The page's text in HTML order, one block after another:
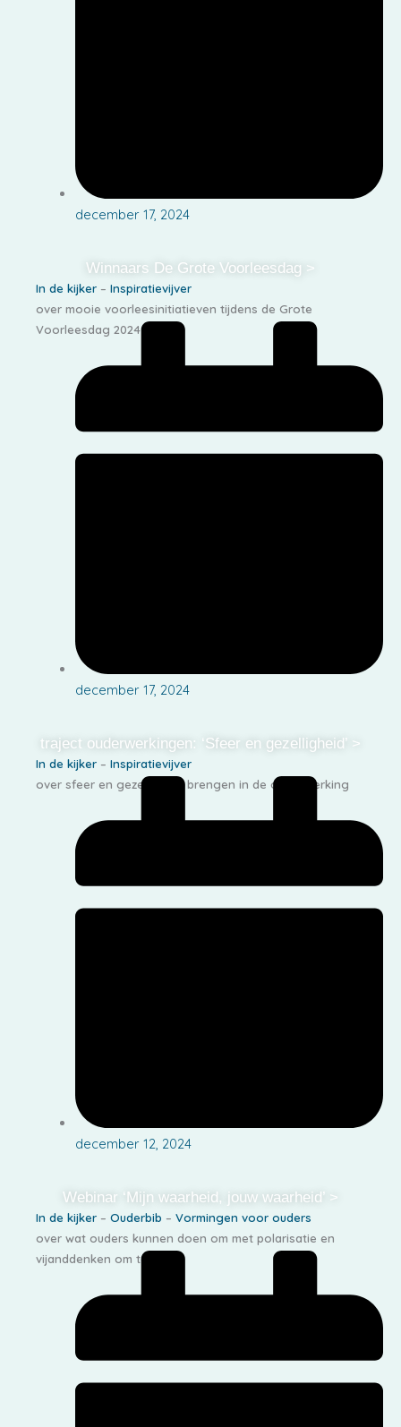
december 17, 2024
Winnaars De Grote Voorleesdag >
In de kijker – Inspiratievijver
over mooie voorleesinitiatieven tijdens de Grote
Voorleesdag 2024
december 17, 2024
traject ouderwerkingen: ‘Sfeer en gezelligheid’ >
In de kijker – Inspiratievijver
over sfeer en gezelligheid brengen in de ouderwerking
december 12, 2024
Webinar ‘Mijn waarheid, jouw waarheid’ >
In de kijker – Ouderbib – Vormingen voor ouders
over wat ouders kunnen doen om met polarisatie en
vijanddenken om te gaan.